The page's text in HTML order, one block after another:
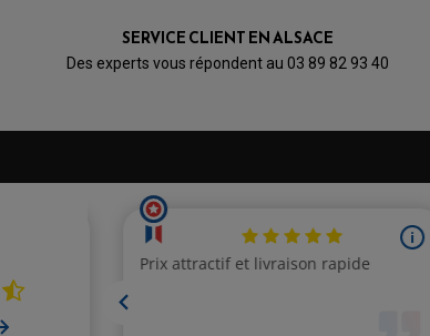
SERVICE CLIENT EN ALSACE
Des experts vous répondent au 03 89 82 93 40